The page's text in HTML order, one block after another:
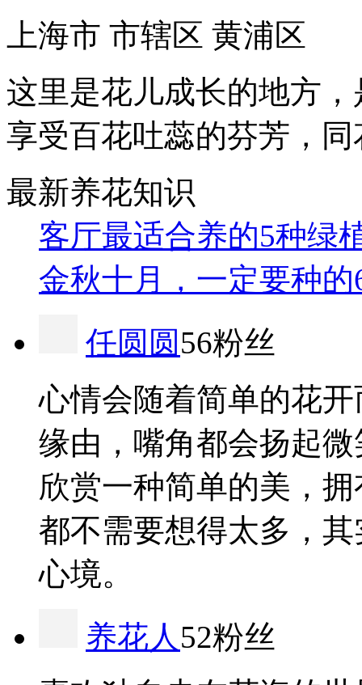
上海市 市辖区 黄浦区
这里是花儿成长的地方
享受百花吐蕊的芬芳，
最新养花知识
客厅最适合养的5种绿
金秋十月，一定要种
任圆圆56粉丝
心情会随着简单的花
缘由，嘴角都会扬起
欣赏一种简单的美，
都不需要想得太多，
心境。
养花人 52粉丝